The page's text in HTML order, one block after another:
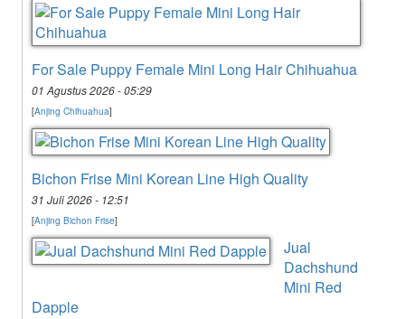
For Sale Puppy Female Mini Long Hair Chihuahua
01 Agustus 2026 - 05:29
[Anjing Chihuahua]
Bichon Frise Mini Korean Line High Quality
31 Juli 2026 - 12:51
[Anjing Bichon Frise]
Jual
Dachshund
Mini Red
Dapple